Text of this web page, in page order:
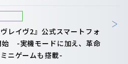
レイヴ2』公式スマートフォ
始 -実機モードに加え、革命
ニゲームも搭載-